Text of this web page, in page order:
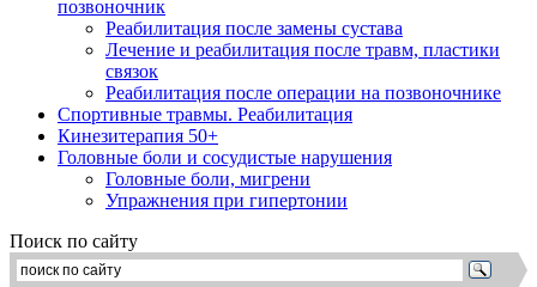
позвоночник
Реабилитация после замены сустава
Лечение и реабилитация после травм, пластики
связок
Реабилитация после операции на позвоночнике
Спортивные травмы. Реабилитация
Кинезитерапия 50+
Головные боли и сосудистые нарушения
Головные боли, мигрени
Упражнения при гипертонии
Поиск по сайту